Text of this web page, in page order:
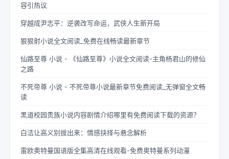
容引热议
穿越成尹志平：逆袭改写命运，武侠人生新开局
狠狠射小说全文阅读_免费在线畅读最新章节
仙路至尊 小说 - 《仙路至尊》小说全文阅读-主角杨君山的修仙
之路
不死帝尊 小说 - 不死帝尊小说最新章节免费阅读_无弹窗全文畅
读
黑道校园贵族小说内容剧情介绍哪里有免费阅读下载的资源？
白洁让高义别拔出来：情感抉择与悬念解析
雷欧奥特曼国语版全集高清在线观看-免费奥特曼系列动漫